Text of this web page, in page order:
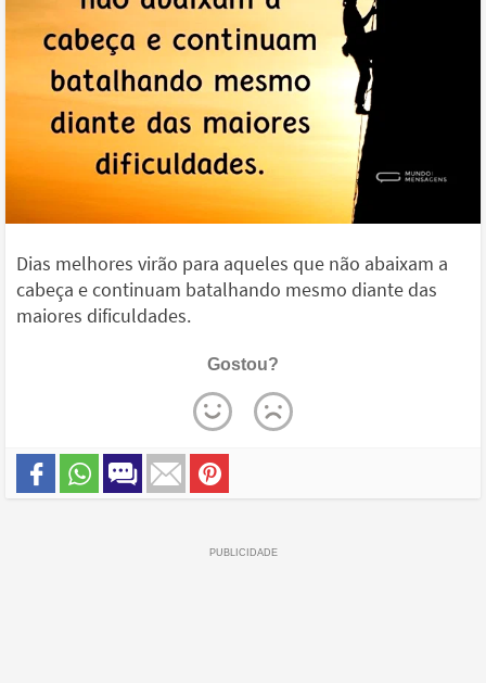
Dias melhores virão para aqueles que não abaixam a
cabeça e continuam batalhando mesmo diante das
maiores dificuldades.
Gostou?